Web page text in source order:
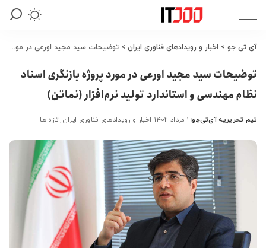
آی تی جو > اخبار و رویدادهای فناوری ایران > توضیحات سید مجید اورعی در مورد پروژه بازنگری اسناد نظام مهندسی و استاندارد تولید نرم‌افزار (نماتن)
توضیحات سید مجید اورعی در مورد پروژه بازنگری اسناد
نظام مهندسی و استاندارد تولید نرم‌افزار (نماتن)
ارسال
توسط
تیم تحریریه آی‌تی‌جو ۱ مرداد ۱۴۰۲ اخبار و رویدادهای فناوری ایران تازه ها